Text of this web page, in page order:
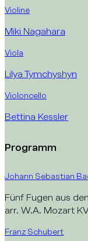
Violine
Miki Nagahara
Viola
Lilya Tymchyshyn
Violoncello
Bettina Kessler
Ebene 2 Platzhalter
Ebene 3 Platzhalter
Ebene 4 Platzhalter
Programm
Johann Sebastian
Fünf Fugen aus
arr. W.A. Mozart
Franz Schubert